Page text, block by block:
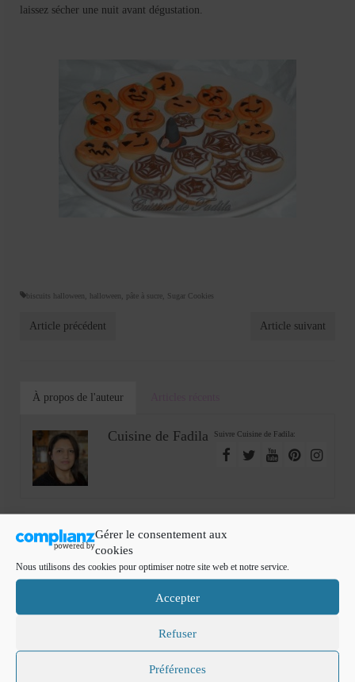
Gérer le consentement aux
cookies
Nous utilisons des cookies pour optimiser notre site web et notre service.
Accepter
Refuser
Préférences
laissez sécher une nuit avant dégustation.
biscuits halloween halloween pâte à sucre Sugar Cookies
Article précédent Article suivant
À propos de l'auteur
Suivre Cuisine de Fadila:
Cuisine de Fadila
10 Responses
nadegeferrus 2010-10-29 |Reply
Génial ils sont vraiment top !!!! Gros bisous